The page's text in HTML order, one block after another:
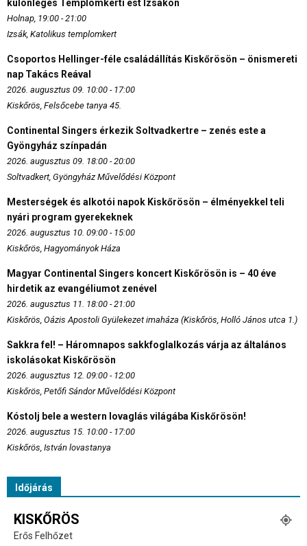
különleges Templomkerti est Izsákon
Holnap, 19:00 - 21:00
Izsák, Katolikus templomkert
Csoportos Hellinger-féle családállítás Kiskőrösön – önismereti
nap Takács Reával
2026. augusztus 09. 10:00 - 17:00
Kiskőrös, Felsőcebe tanya 45.
Continental Singers érkezik Soltvadkertre – zenés este a
Gyöngyház színpadán
2026. augusztus 09. 18:00 - 20:00
Soltvadkert, Gyöngyház Művelődési Központ
Mesterségek és alkotói napok Kiskőrösön – élményekkel teli
nyári program gyerekeknek
2026. augusztus 10. 09:00 - 15:00
Kiskőrös, Hagyományok Háza
Magyar Continental Singers koncert Kiskőrösön is – 40 éve
hirdetik az evangéliumot zenével
2026. augusztus 11. 18:00 - 21:00
Kiskőrös, Oázis Apostoli Gyülekezet imaháza (Kiskőrös, Holló János utca 1.)
Sakkra fel! – Háromnapos sakkfoglalkozás várja az általános
iskolásokat Kiskőrösön
2026. augusztus 12. 09:00 - 12:00
Kiskőrös, Petőfi Sándor Művelődési Központ
Kóstolj bele a western lovaglás világába Kiskőrösön!
2026. augusztus 15. 10:00 - 17:00
Kiskőrös, István lovastanya
Időjárás
KISKŐRÖS
Erős Felhőzet